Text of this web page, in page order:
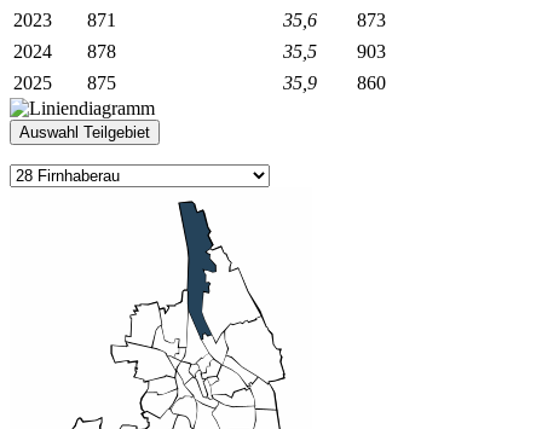
2023
871 35,6
873
2024
878 35,5
903
2025
875 35,9 860